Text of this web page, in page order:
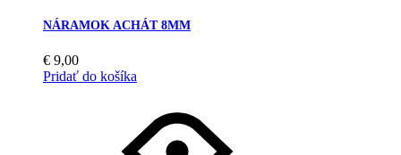
NÁRAMOK ACHÁT 8MM
€ 9,00
Pridať do košíka